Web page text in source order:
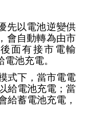
先以電池逆變供
會自動轉為由市
面有接市電輸
池充電。
式下，當市電電
給電池充電；當
給蓄電池充電，